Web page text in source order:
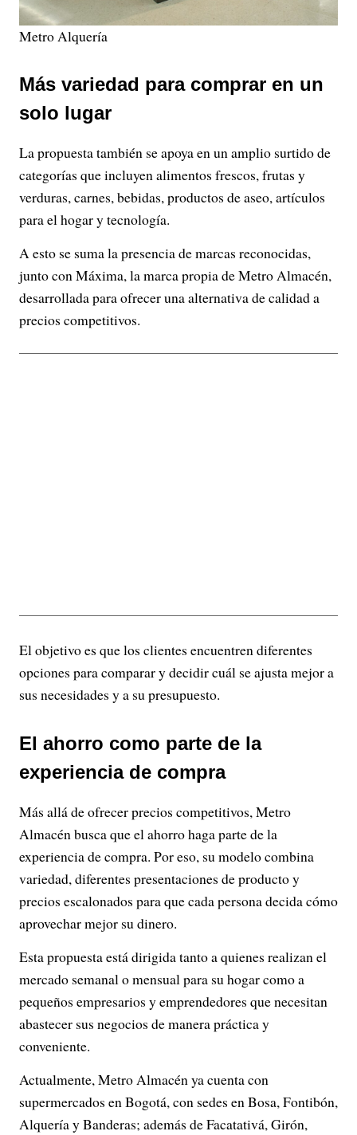
Metro Alquería
Más variedad para comprar en un
solo lugar
La propuesta también se apoya en un amplio surtido de
categorías que incluyen alimentos frescos, frutas y
verduras, carnes, bebidas, productos de aseo, artículos
para el hogar y tecnología.
A esto se suma la presencia de marcas reconocidas,
junto con Máxima, la marca propia de Metro Almacén,
desarrollada para ofrecer una alternativa de calidad a
precios competitivos.
El objetivo es que los clientes encuentren diferentes
opciones para comparar y decidir cuál se ajusta mejor a
sus necesidades y a su presupuesto.
El ahorro como parte de la
experiencia de compra
Más allá de ofrecer precios competitivos, Metro
Almacén busca que el ahorro haga parte de la
experiencia de compra. Por eso, su modelo combina
variedad, diferentes presentaciones de producto y
precios escalonados para que cada persona decida cómo
aprovechar mejor su dinero.
Esta propuesta está dirigida tanto a quienes realizan el
mercado semanal o mensual para su hogar como a
pequeños empresarios y emprendedores que necesitan
abastecer sus negocios de manera práctica y
conveniente.
Actualmente, Metro Almacén ya cuenta con
supermercados en Bogotá, con sedes en Bosa, Fontibón,
Alquería y Banderas; además de Facatativá, Girón,